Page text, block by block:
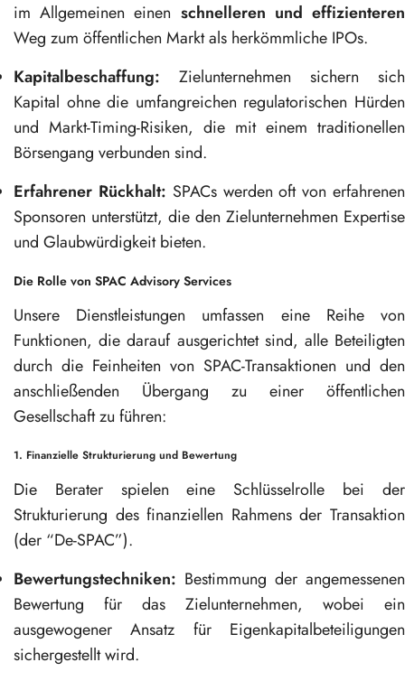
im Allgemeinen einen schnelleren und effizienteren
Weg zum öffentlichen Markt als herkömmliche IPOs.
Kapitalbeschaffung: Zielunternehmen sichern sich
Kapital ohne die umfangreichen regulatorischen Hürden
und Markt-Timing-Risiken, die mit einem traditionellen
Börsengang verbunden sind.
Erfahrener Rückhalt: SPACs werden oft von erfahrenen
Sponsoren unterstützt, die den Zielunternehmen Expertise
und Glaubwürdigkeit bieten.
Die Rolle von SPAC Advisory Services
Unsere Dienstleistungen umfassen eine Reihe von
Funktionen, die darauf ausgerichtet sind, alle Beteiligten
durch die Feinheiten von SPAC-Transaktionen und den
anschließenden Übergang zu einer öffentlichen
Gesellschaft zu führen:
1. Finanzielle Strukturierung und Bewertung
Die Berater spielen eine Schlüsselrolle bei der
Strukturierung des finanziellen Rahmens der Transaktion
(der “De-SPAC”).
Bewertungstechniken: Bestimmung der angemessenen
Bewertung für das Zielunternehmen, wobei ein
ausgewogener Ansatz für Eigenkapitalbeteiligungen
sichergestellt wird.